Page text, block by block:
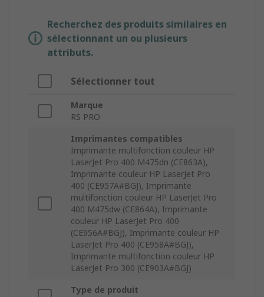
Recherchez des produits similaires en
sélectionnant un ou plusieurs
attributs.
Sélectionner tout
Marque
RS PRO
Imprimantes compatibles
Imprimante multifonction couleur HP
LaserJet Pro 400 M475dn (CE863A),
Imprimante couleur HP LaserJet Pro
400 (CE957A#BGJ), Imprimante
multifonction couleur HP LaserJet Pro
400 M475dw (CE864A), Imprimante
couleur HP LaserJet Pro 400
(CE956A#BGJ), Imprimante couleur HP
LaserJet Pro 400 (CE958A#BGJ),
Imprimante multifonction couleur HP
LaserJet Pro 300 (CE903A#BGJ)
Type de produit